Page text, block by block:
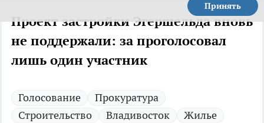
Принять
Проект застройки Эгершельда вновь
не поддержали: за проголосовал
лишь один участник
Голосование
Прокуратура
Строительство
Владивосток Жилье